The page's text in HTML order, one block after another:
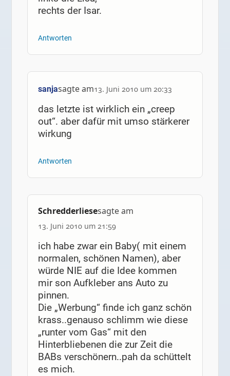
rechts der Isar.
Antworten
sanjasagte am13. Juni 2010 um 20:33
das letzte ist wirklich ein „creep
out“. aber dafür mit umso stärkerer
wirkung
Antworten
Schredderliesesagte am
13. Juni 2010 um 21:59
ich habe zwar ein Baby( mit einem
normalen, schönen Namen), aber
würde NIE auf die Idee kommen
mir son Aufkleber ans Auto zu
pinnen.
Die „Werbung“ finde ich ganz schön
krass..genauso schlimm wie diese
„runter vom Gas“ mit den
Hinterbliebenen die zur Zeit die
BABs verschönern..pah da schüttelt
es mich.